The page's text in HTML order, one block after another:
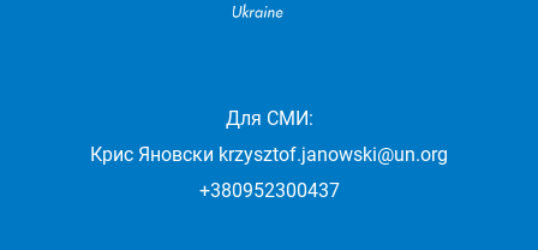
Для СМИ:
Крис Яновски krzysztof.janowski@un.org
+380952300437